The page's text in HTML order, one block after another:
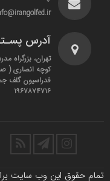
آدرس
تهران، بزرگراه
فدراسیون گلف
۱۹۶۷۸۷۴۷۱۶
تمام حقوق این وب سایت